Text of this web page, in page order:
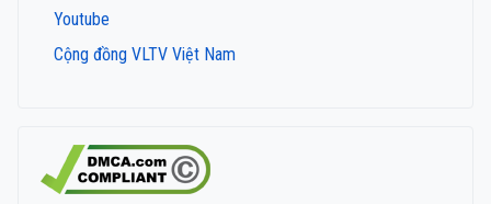
Youtube
Cộng đồng VLTV Việt Nam